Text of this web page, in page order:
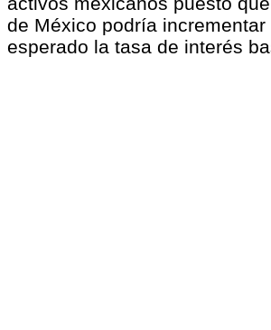
de México podría incrementar
esperado la tasa de interés